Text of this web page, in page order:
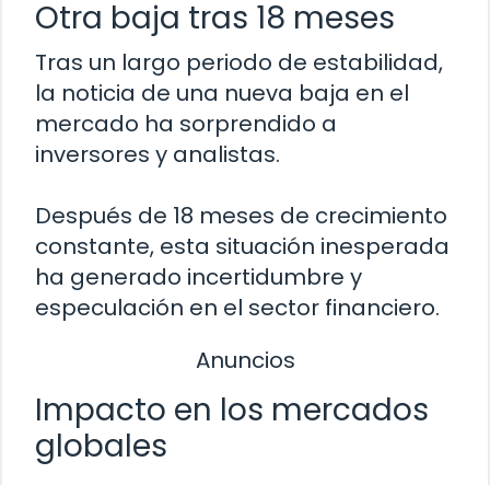
Otra baja tras 18 meses
Tras un largo periodo de estabilidad,
la noticia de una nueva baja en el
mercado ha sorprendido a
inversores y analistas.
Después de 18 meses de crecimiento
constante, esta situación inesperada
ha generado incertidumbre y
especulación en el sector financiero.
Anuncios
Impacto en los mercados
globales